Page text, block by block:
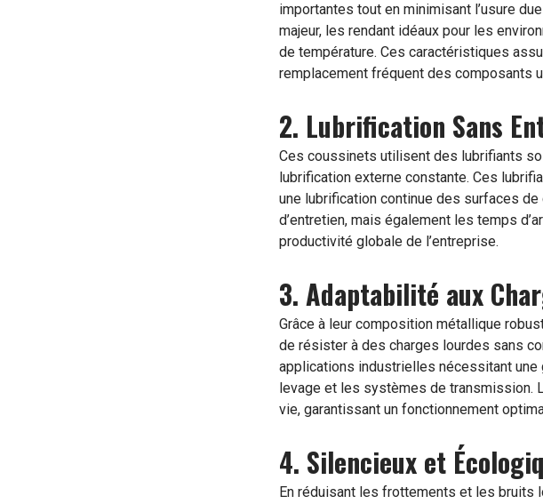
importantes tout en minimisant l’usure
majeur, les rendant idéaux pour les
de température. Ces caractéristiques
remplacement fréquent des composants
2. Lubrification Sans
Ces coussinets utilisent des lubrifiants
lubrification externe constante. Ces
une lubrification continue des surfaces
d’entretien, mais également les temps
productivité globale de l’entreprise.
3. Adaptabilité aux
Grâce à leur composition métallique
de résister à des charges lourdes sans
applications industrielles nécessitant
levage et les systèmes de transmission.
vie, garantissant un fonctionnement
4. Silencieux et
En réduisant les frottements et les bruits